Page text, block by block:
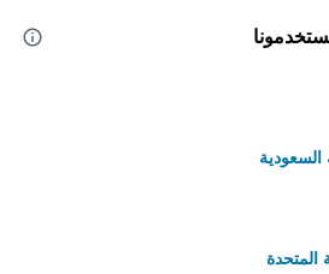
السعودية
المتحدة